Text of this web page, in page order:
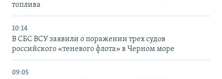
топлива
10:14
В СБС ВСУ заявили о поражении трех судов
российского «теневого флота» в Черном море
09:05